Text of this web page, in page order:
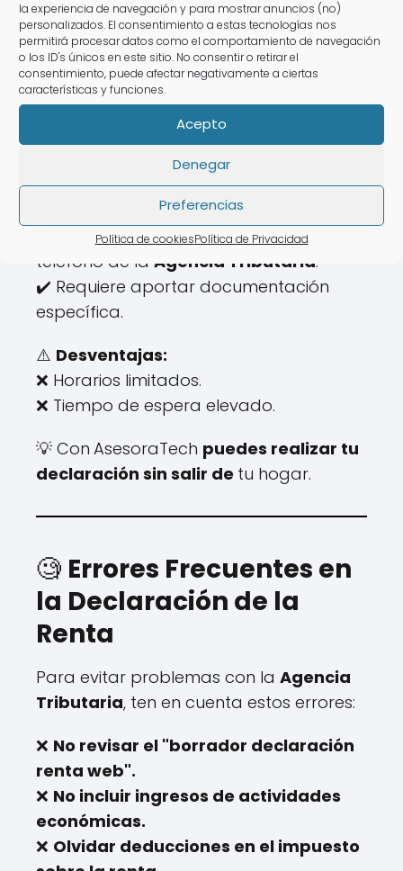
la experiencia de navegación y para mostrar anuncios (no)
personalizados. El consentimiento a estas tecnologías nos
permitirá procesar datos como el comportamiento de navegación
o los ID's únicos en este sitio. No consentir o retirar el
consentimiento, puede afectar negativamente a ciertas
características y funciones.
Acepto
Denegar
Preferencias
Política de cookiesPolítica de Privacidad
Hacienda
Si prefieres ir a una oficina de hacienda
enCaudete, Caudete
Castilla La Mancha,
realizar tu declaración presencialmente.
🏢Pasos para solicitar cita:
✔️ Disponible hasta elmayo hasta el 27
✔️ Se gestiona a través de la web o
teléfono de la Agencia Tributaria.
✔️ Requiere aportar documentación
específica.
⚠️ Desventajas:
❌ Horarios limitados.
❌ Tiempo de espera elevado.
💡 Con AsesoraTech puedes realizar tu
declaración sin salir de tu hogar.
🧐 Errores Frecuentes en
la Declaración de la
Renta
Para evitar problemas con la Agencia
Tributaria, ten en cuenta estos errores:
❌ No revisar el "borrador declaración
renta web".
❌ No incluir ingresos de actividades
económicas.
❌ Olvidar deducciones en el impuesto